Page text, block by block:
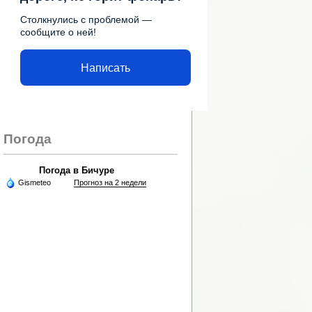
Столкнулись с проблемой —
сообщите о ней!
Написать
Погода
Погода в Бичуре
Gismeteo Прогноз на 2 недели